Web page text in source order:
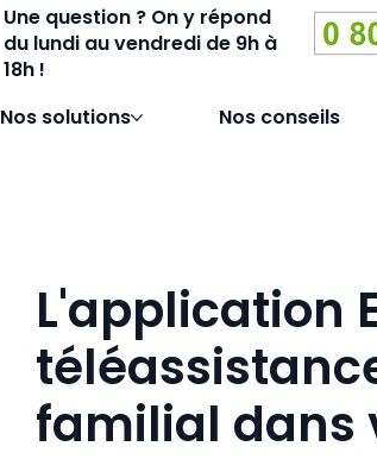
Une question ? On y répond
du lundi au vendredi de 9h à
18h !
Nos solutions
Nos conseils
L'application
familial dans